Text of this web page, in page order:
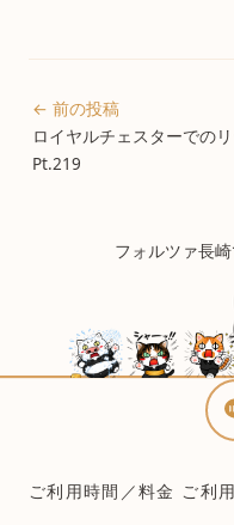
← 前の投稿
ロイヤルチェスターでの
Pt.219
フォルツァ長
ご利用時間／料金 ご利